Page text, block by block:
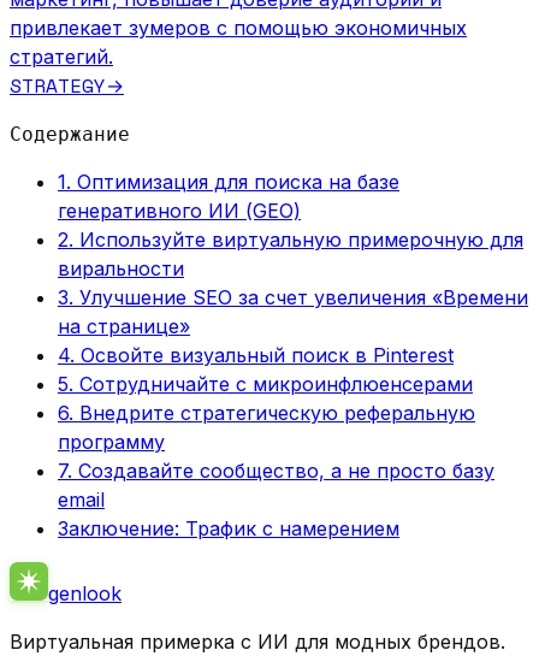
привлекает зумеров с помощью экономичных
стратегий.
STRATEGY→
Содержание
1. Оптимизация для поиска на базе
генеративного ИИ (GEO)
2. Используйте виртуальную примерочную для
виральности
3. Улучшение SEO за счет увеличения «Времени
на странице»
4. Освойте визуальный поиск в Pinterest
5. Сотрудничайте с микроинфлюенсерами
6. Внедрите стратегическую реферальную
программу
7. Создавайте сообщество, а не просто базу
email
Заключение: Трафик с намерением
genlook
Виртуальная примерка с ИИ для модных брендов.